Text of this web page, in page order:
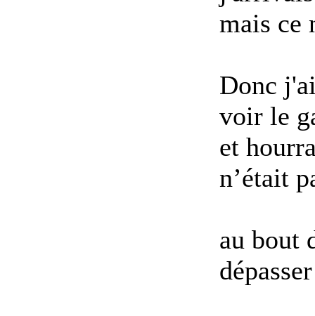
mais ce
Donc
voir le
et
n’était
au bout